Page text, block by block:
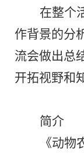
在整个
作背景的分
流会做出总
开拓视野和
简介
《动物